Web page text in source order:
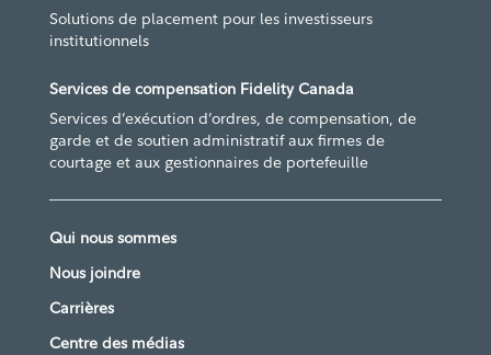
Solutions de placement pour les investisseurs
institutionnels
Services de compensation Fidelity Canada
Services d’exécution d’ordres, de compensation, de
garde et de soutien administratif aux firmes de
courtage et aux gestionnaires de portefeuille
Qui nous sommes
Nous joindre
Carrières
Centre des médias